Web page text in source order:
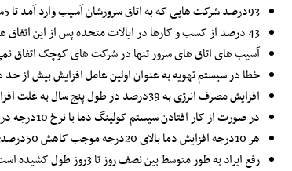
93درصد شرکت هایی که به اتاق سرورشان آسیب وارد آمد تا 5سال مقدار قابل توجهی از کسب و کارشان را از دست دادند. (اداره کار ایالات متحده)
43 درصد از کسب و کارها در ایالات متحده پس از این اتفاق هرگز آغاز به فعالیت نکردند و 29درصد در عرض دو سال بسته شدند. (دانشگاهWisconsin)
آسیب های اتاق های سرور تنها در شرکت های کوچک اتفاق
خطا در سیستم تهویه به عنوان اولین عامل افزایش بیش از
افزایش مصرف انرژی به 39درصد در طول پنج سال به علت افزایش بیش از حد دما و کاهش کارایی قطعات.
در صورت از کار افتادن سیستم کولینگ دما با نرخ 10درجه در هر 8دقیقه افزایش می یابد.
هر 10درجه افزایش دما بالای 20درجه موجب کاهش 50درصدی کارایی و اطمینان می گردد.
رفع ایراد به طور متوسط بین نصف روز تا 3روز طول کشیده است.